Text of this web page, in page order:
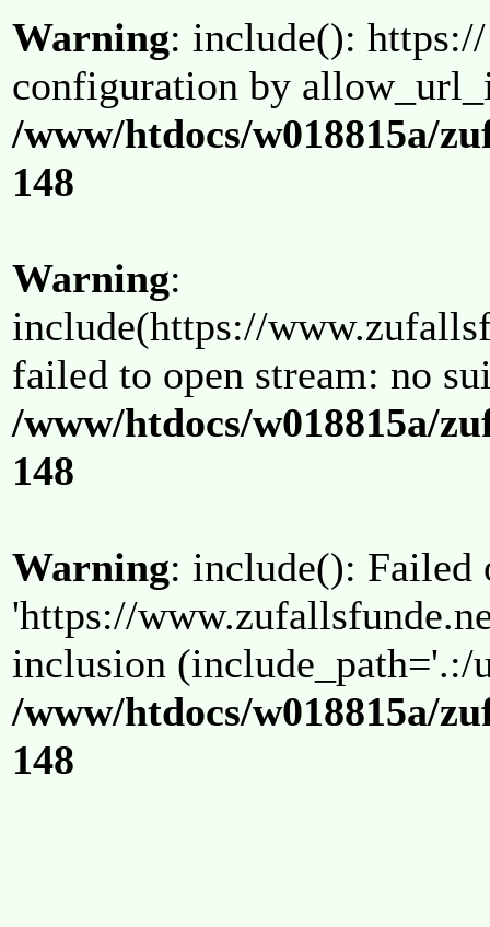
Warning: include():
configuration by
/www/htdocs/w018815a/
148
Warning:
include(https://
failed to open stream: no
/www/htdocs/w018815a/
148
Warning: include(): Failed
'https://
inclusion (include_path='.:/
/www/htdocs/w018815a/
148